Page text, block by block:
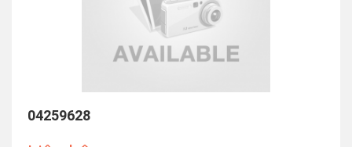
04259628